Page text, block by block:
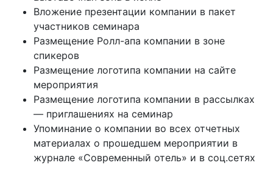
Вложение презентации компании в пакет
участников семинара
Размещение Ролл-апа компании в зоне
спикеров
Размещение логотипа компании на сайте
мероприятия
Размещение логотипа компании в рассылках
— приглашениях на семинар
Упоминание о компании во всех отчетных
материалах о прошедшем мероприятии в
журнале «Современный отель» и в соц.сетях